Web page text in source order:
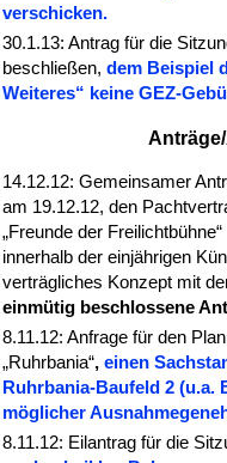
verschicken.
30.1.13: Antrag für die
beschließen, dem Beispiel
Weiteres“ keine GEZ-
14.12.12: Gemeinsamer
am 19.12.12, den
„Freunde der
innerhalb der einjährigen
verträgliches Konzept mit
einmütig beschlossene
8.11.12: Anfrage für den
„Ruhrbania“, einen
Ruhrbania-Baufeld 2 (u.a.
möglicher
8.11.12: Eilantrag für die